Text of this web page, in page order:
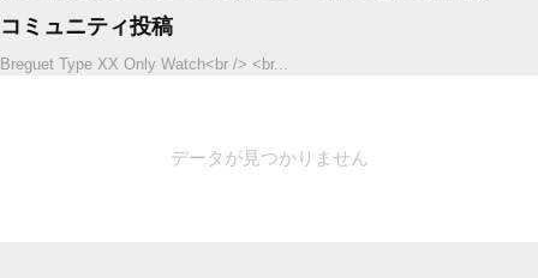
コミュニティ投稿
Breguet Type XX Only Watch<br /> <br...
データが見つかりません